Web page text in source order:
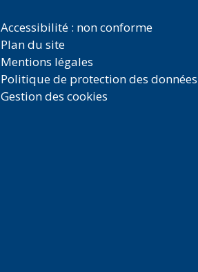
Accessibilité : non conforme
Plan du site
Mentions légales
Politique de protection des données
Gestion des cookies